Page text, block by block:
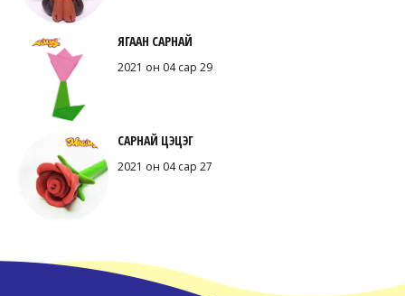
ЯГААН САРНАЙ
2021 он 04 сар 29
САРНАЙ ЦЭЦЭГ
2021 он 04 сар 27